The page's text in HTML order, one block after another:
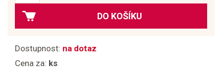
DO KOŠÍKU
Dostupnost: na dotaz
Cena za: ks